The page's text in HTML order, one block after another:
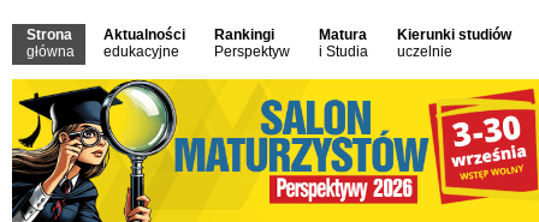
Strona
główna
Aktualności
edukacyjne
Rankingi
Perspektyw
Matura
i Studia
Kierunki studiów
uczelnie